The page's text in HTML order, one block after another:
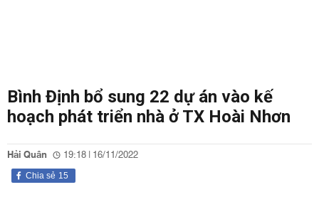
Bình Định bổ sung 22 dự án vào kế
hoạch phát triển nhà ở TX Hoài Nhơn
Hải Quân 19:18 | 16/11/2022
15
Chia sẻ